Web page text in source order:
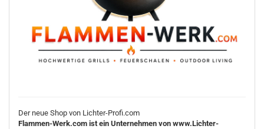
Der neue Shop von Lichter-Profi.com
Flammen-Werk.com ist ein Unternehmen von www.Lichter-